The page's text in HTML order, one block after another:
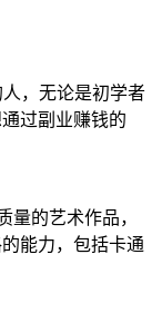
，无论是初学者
过副业赚钱的
量的艺术作品，
能力，包括卡通